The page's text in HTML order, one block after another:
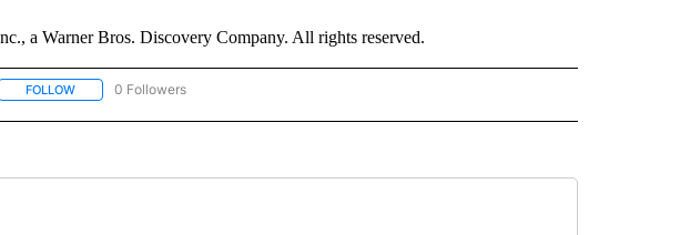
a Warner Bros. Discovery Company. All rights reserved.
FOLLOWFOLLOW "CNN - SPANISH" TO RECEIVE NOTIFICATIONS ABOUT NEW PAGES ON "CNN - SPANISH".
0 Followers